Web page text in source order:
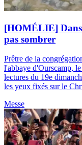
[HOMÉLIE]
pas sombrer
Prêtre de la
l'abbaye d'Ourscamp,
lectures du 19e
les yeux fixés sur le
Messe